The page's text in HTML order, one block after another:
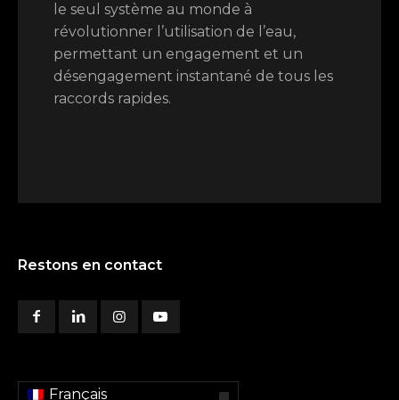
le seul système au monde à
révolutionner l’utilisation de l’eau,
permettant un engagement et un
désengagement instantané de tous les
raccords rapides.
Restons en contact
Français